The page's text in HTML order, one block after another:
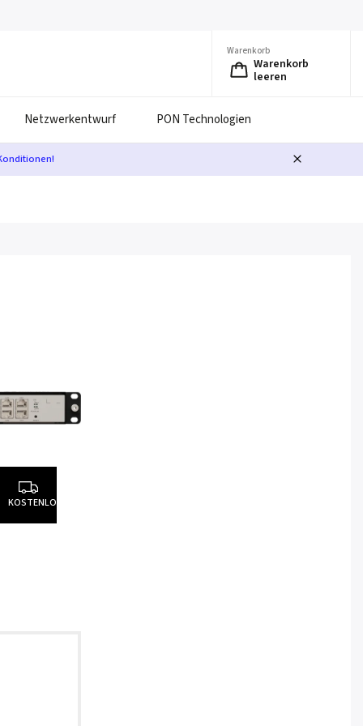
Warenkorb
Warenkorb
leeren
Netzwerkentwurf PON Technologien
KOSTENLOS